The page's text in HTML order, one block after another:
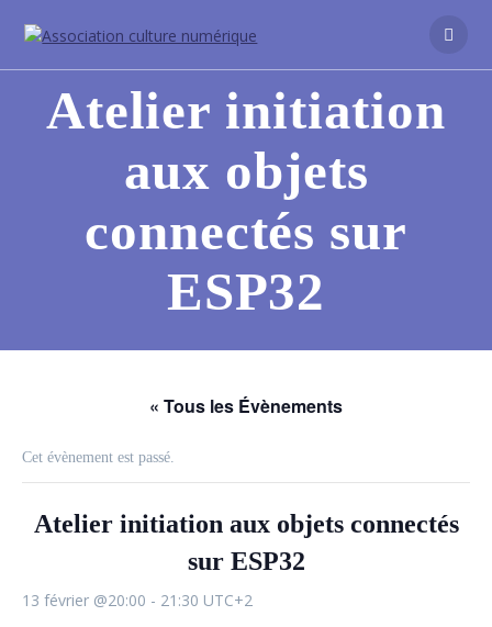
Atelier initiation
aux objets
connectés sur
ESP32
« Tous les Évènements
Cet évènement est passé.
Atelier initiation aux objets connectés
sur ESP32
13 février @20:00 - 21:30 UTC+2